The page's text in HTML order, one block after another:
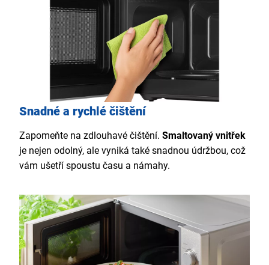
Snadné a rychlé čištění
Zapomeňte na zdlouhavé čištění. Smaltovaný vnitřek
je nejen odolný, ale vyniká také snadnou údržbou, což
vám ušetří spoustu času a námahy.